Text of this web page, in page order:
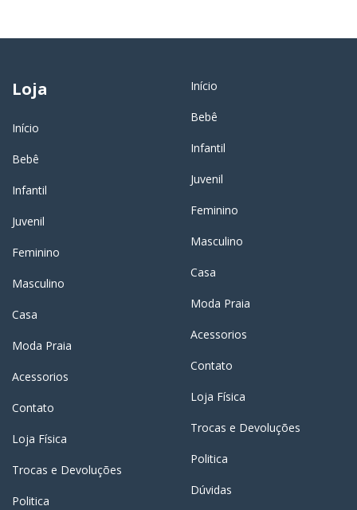
Loja
Início
Bebê
Infantil
Juvenil
Feminino
Masculino
Casa
Moda Praia
Acessorios
Contato
Loja Física
Trocas e Devoluções
Politica
Início
Bebê
Infantil
Juvenil
Feminino
Masculino
Casa
Moda Praia
Acessorios
Contato
Loja Física
Trocas e Devoluções
Politica
Dúvidas